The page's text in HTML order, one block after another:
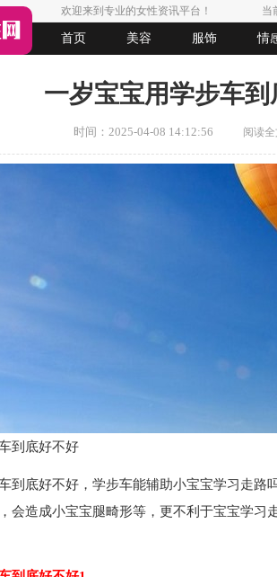
欢迎来到专业的女性资讯平台！
首页 美容 服饰 情
当
一岁宝宝用学步车到
时间：2025-04-08 14:12:56 阅读全
到底好不好
到底好不好，学步车能辅助小宝宝学习走路
会造成小宝宝腿畸形等，更不利于宝宝学习